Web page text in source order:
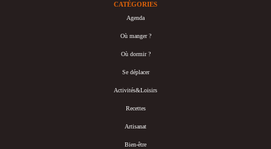
CATÉGORIES
Agenda
Où manger ?
Où dormir ?
Se déplacer
Activités&Loisirs
Recettes
Artisanat
Bien-être